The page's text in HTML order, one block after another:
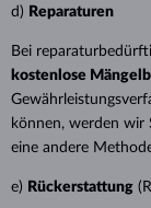
d) Reparaturen
Bei
kostenlose
können, werden wir
eine andere
e) Rückerstattung